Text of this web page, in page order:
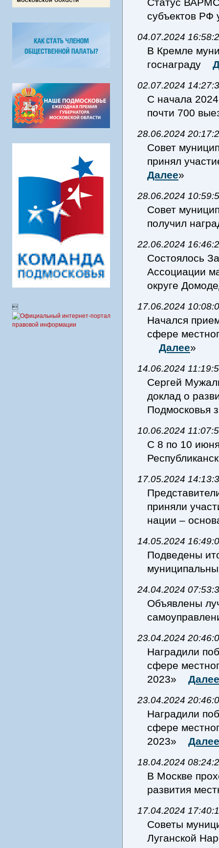
субъектов
04.07.2024
В Кремле
госнаграду
02.07.2024
С начала
почти 700
28.06.2024
Совет
принял
Далее»
28.06.2024
Совет
получил
22.06.2024
Состоялось
Ассоциации
округе
17.06.2024
Начался
сфере
Далее»
14.06.2024
Сергей
доклад о
10.06.2024
С 8 по 10
17.05.2024
приняли
нации –
14.05.2024
Подведены
24.04.2024
Объявлены
23.04.2024
Наградили
сфере
2023» Далее
23.04.2024
Наградили
сфере
2023» Далее
18.04.2024
В Москве
развития
17.04.2024
Советы
Луганской
